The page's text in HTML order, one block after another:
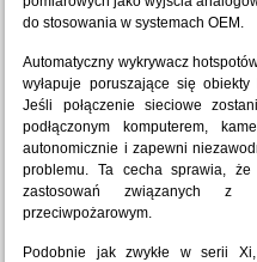
do stosowania w systemach OEM.
Automatyczny wykrywacz
wyłapuje poruszające się
Jeśli połączenie sieciowe
podłączonym komputerem,
autonomicznie i zapewni
problemu. Ta cecha sprawia,
zastosowań związanych z
przeciwpożarowym.
Podobnie jak zwykłe w serii